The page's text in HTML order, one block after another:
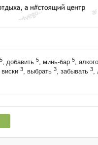
5, добавить 5, минь-бар 5,
3, выбрать 3, забывать 3,